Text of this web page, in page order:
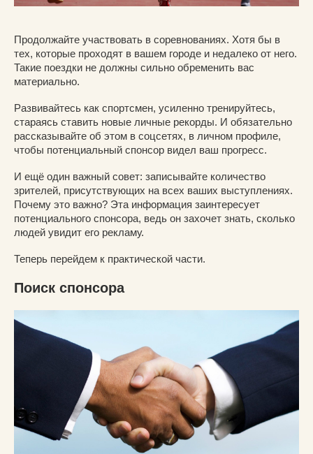
Продолжайте участвовать в соревнованиях. Хотя бы в
тех, которые проходят в вашем городе и недалеко от него.
Такие поездки не должны сильно обременить вас
материально.
Развивайтесь как спортсмен, усиленно тренируйтесь,
стараясь ставить новые личные рекорды. И обязательно
рассказывайте об этом в соцсетях, в личном профиле,
чтобы потенциальный спонсор видел ваш прогресс.
И ещё один важный совет: записывайте количество
зрителей, присутствующих на всех ваших выступлениях.
Почему это важно? Эта информация заинтересует
потенциального спонсора, ведь он захочет знать, сколько
людей увидит его рекламу.
Теперь перейдем к практической части.
Поиск спонсора